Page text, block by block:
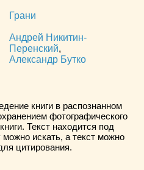
Грани
Андрей Никитин-
Перенский,
Александр Бутко
книги в распознанном
фотографического
Текст находится под
искать, а текст можно
цитирования.